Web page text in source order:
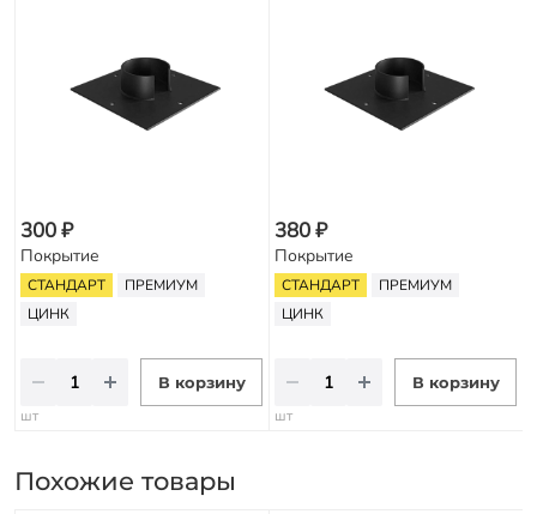
300 ₽
Покрытие
СТАНДАРТ
ПРЕМИУМ
ЦИНК
В корзину
шт
380 ₽
Покрытие
СТАНДАРТ
ПРЕМИУМ
ЦИНК
В корзину
шт
Похожие товары